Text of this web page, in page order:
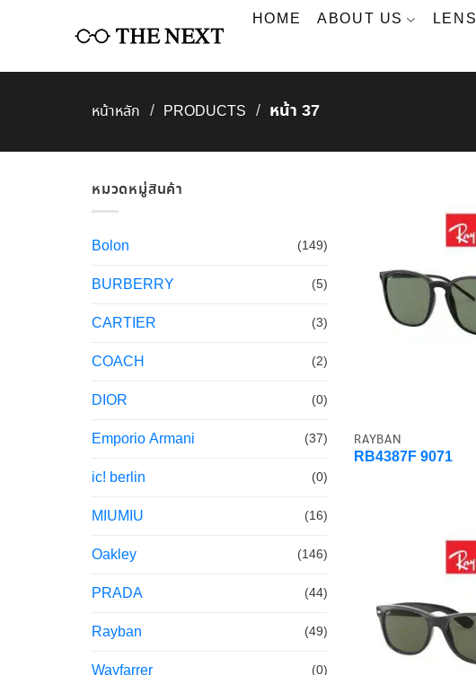
HOME ABOUT US LENS
หน้าหลัก / PRODUCTS / หน้า 37
หมวดหมู่สินค้า
Bolon (149)
BURBERRY (5)
CARTIER (3)
COACH (2)
DIOR (0)
Emporio Armani (37)
ic! berlin (0)
MIUMIU (16)
Oakley (146)
PRADA (44)
Rayban (49)
(0)
RAYBAN
RB4387F 9071